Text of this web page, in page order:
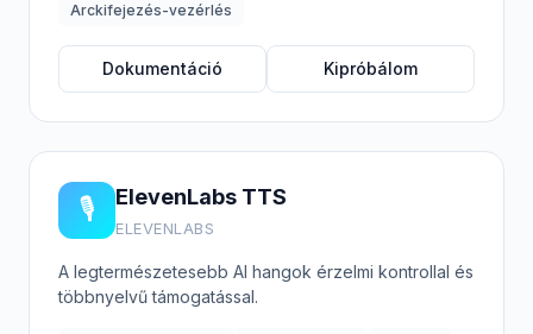
Arckifejezés-vezérlés
Dokumentáció Kipróbálom
🎙️ ElevenLabs TTS
ELEVENLABS
A legtermészetesebb AI hangok érzelmi kontrollal és
többnyelvű támogatással.